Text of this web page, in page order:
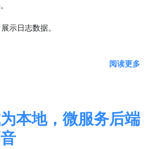
示日志数据。
阅读更多
本地，微服务后端